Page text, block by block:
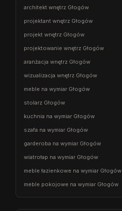
architekt wnętrz Głogów
projektant wnętrz Głogów
projekt wnętrz Głogów
projektowanie wnętrz Głogów
aranżacja wnętrz Głogów
wizualizacja wnętrz Głogów
meble na wymiar Głogów
stolarz Głogów
kuchnia na wymiar Głogów
szafa na wymiar Głogów
garderoba na wymiar Głogów
wiatrołap na wymiar Głogów
meble łazienkowe na wymiar Głogów
meble pokojowe na wymiar Głogów